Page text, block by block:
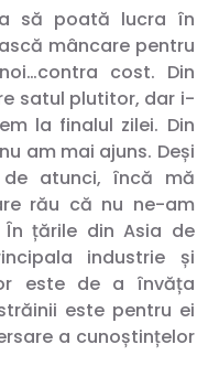
să poată lucra în
mâncare pentru
cost. Din
satul plutitor, dar i-
la finalul zilei. Din
am mai ajuns. Deși
atunci, încă mă
rău că nu ne-am
țările din Asia de
industrie și
este de a învăța
este pentru ei
a cunoștințelor